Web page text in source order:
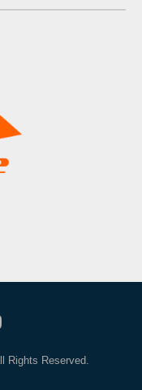
Youtube
Rights Reserved.